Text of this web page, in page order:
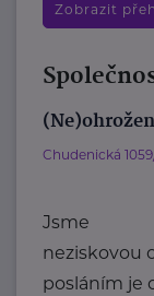
Zobrazit
Chudenická
Jsme
neziskovou
posláním je